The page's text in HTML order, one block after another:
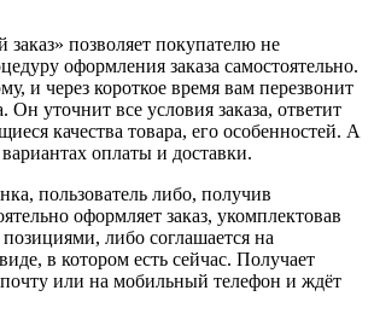
позволяет покупателю не
оформления заказа самостоятельно.
и через короткое время вам перезвонит
Он уточнит все условия заказа, ответит
качества товара, его особенностей. А
оплаты и доставки.
пользователь либо, получив
оформляет заказ, укомплектовав
либо соглашается на
в котором есть сейчас. Получает
или на мобильный телефон и ждёт